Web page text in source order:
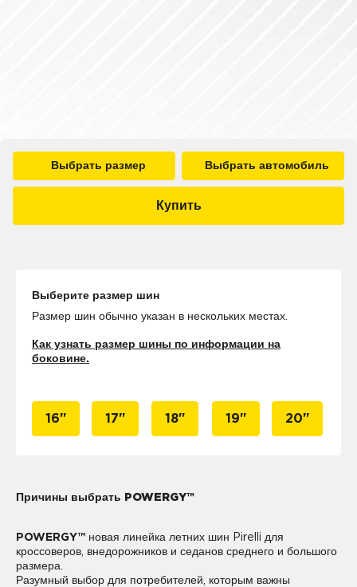
Выбрать размер Выбрать автомобиль
Купить
Выберите размер шин
Размер шин обычно указан в нескольких местах.
Как узнать размер шины по информации на
боковине.
16" 17" 18" 19" 20"
Причины выбрать POWERGY™
POWERGY™ новая линейка летних шин Pirelli для
кроссоверов, внедорожников и седанов среднего и большого
размера.
Разумный выбор для потребителей, которым важны